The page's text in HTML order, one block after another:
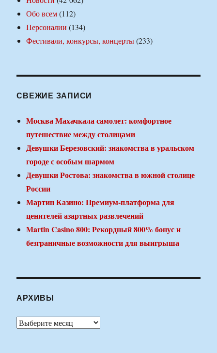
Обо всем(112)
Персоналии (134)
Фестивали, конкурсы, концерты(233)
СВЕЖИЕ ЗАПИСИ
Москва Махачкала самолет: комфортное
путешествие между столицами
Девушки Березовский: знакомства в уральском
городе с особым шармом
Девушки Ростова: знакомства в южной столице
России
Мартин Казино: Премиум-платформа для
ценителей азартных развлечений
Martin Casino 800: Рекордный 800% бонус и
безграничные возможности для выигрыша
АРХИВЫ
Архивы